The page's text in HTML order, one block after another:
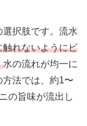
択肢です。流水
れないようにビ
水の流れが均一に
法では、約1〜
の旨味が流出し